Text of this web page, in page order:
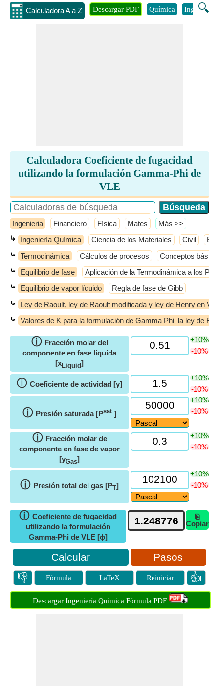
Calculadora A a Z 🔍
Descargar PDF Química Ingenieria
Calculadora Coeficiente de fugacidad
utilizando la formulación Gamma-Phi de
VLE
Ingenieria Financiero Física Mates ​Más >>
↳ Ingeniería Química Ciencia de los Materiales Civil
⤿ Termodinámica Cálculos de procesos Conceptos
⤿ Equilibrio de fase Aplicación de la Termodinámica a los
⤿ Equilibrio de vapor líquido Regla de fase de Gibb
⤿ Ley de Raoult, ley de Raoult modificada y ley de Henry en
⤿ Valores de K para la formulación de Gamma Phi, la ley de
ⓘ Fracción molar del
componente en fase líquida
[xLiquid]
+10%
-10%
ⓘ Coeficiente de actividad [γ]
+10%
-10%
ⓘ Presión saturada [Psat ]
+10%
-10%
ⓘ Fracción molar de
componente en fase de vapor
[yGas]
+10%
-10%
ⓘ Presión total del gas [PT]
+10%
-10%
ⓘ Coeficiente de fugacidad
utilizando la formulación
Gamma-Phi de VLE [ϕ]
⎘
Copiar
Pasos
👎 Fórmula LaTeX Reiniciar 👍
Descargar Ingeniería Química Fórmula PDF